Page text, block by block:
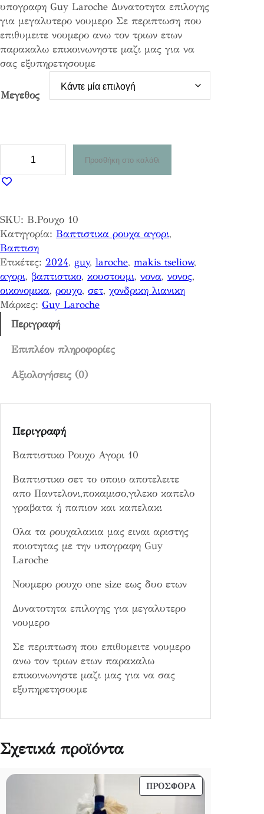
a
n
g
e
:
5
€
t
u
h
9
0
€
υπογραφη Guy Laroche Δυνατοτητα επιλογης
για μεγαλυτερο νουμερο Σε περιπτωση που
επιθυμειτε νουμερο ανω τον τριων ετων
παρακαλω επικοινωνηστε μαζι μας για να
σας εξυπηρετησουμε
Μεγεθος
π
σ
τ
ι
κ
ο
Ρ
ο
χ
ρ
Προσθήκη στο καλάθι
SKU: Β.Ρουχο 10
Κατηγορία: Βαπτιστικα ρουχα αγορι
Βαπτιση
Ετικέτες: 2024, guy, laroche, makis tseliow
αγορι, βαπτιστικο, κουστουμι, νονα, νονος
οικονομικα, ρουχο, σετ, χονδρικη λιανικη
Μάρκες: Guy Laroche
Περιγραφή
Επιπλέον πληροφορίες
Αξιολογήσεις (0)
Περιγραφή
Βαπτιστικο Ρουχο Αγορι 10
Βαπτιστικο σετ το οποιο αποτελειτε
απο Παντελονι,ποκαμισο,γιλεκο καπελο
γραβατα ή παπιον και καπελακι
Ολα τα ρουχαλακια μας ειναι αριστης
ποιοτητας με την υπογραφη Guy
Laroche
Νουμερο ρουχο one size εως δυο ετων
Δυνατοτητα επιλογης για μεγαλυτερο
νουμερο
Σε περιπτωση που επιθυμειτε νουμερο
ανω τον τριων ετων παρακαλω
επικοινωνηστε μαζι μας για να σας
εξυπηρετησουμε
Σχετικά προϊόντα
ΠΡΟΣΦΟΡΆ ΠΡΟΪΌΝ